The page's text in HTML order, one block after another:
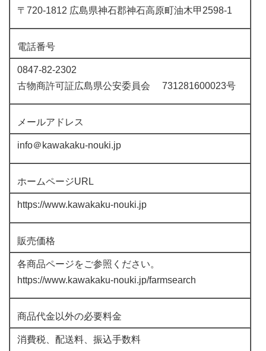
〒720-1812 広島県神石郡神石高原町油木甲2598-1
電話番号
0847-82-2302
古物商許可証広島県公安委員会 731281600023号
メールアドレス
info＠kawakaku-nouki.jp
ホームページURL
https://www.kawakaku-nouki.jp
販売価格
各商品ページをご参照ください。
https://www.kawakaku-nouki.jp/farmsearch
商品代金以外の必要料金
消費税、配送料、振込手数料